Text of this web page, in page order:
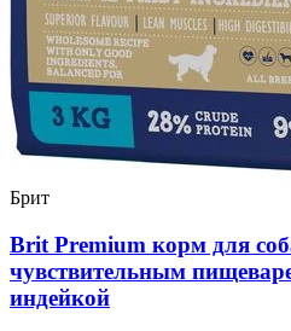
Брит
Brit Premium корм для
чувствительным
индейкой